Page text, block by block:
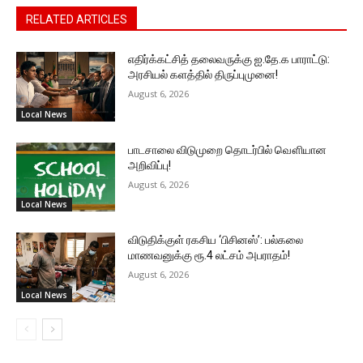
RELATED ARTICLES
Local News
எதிர்க்கட்சித் தலைவருக்கு ஐ.தே.க பாராட்டு:
அரசியல் களத்தில் திருப்புமுனை!
August 6, 2026
Local News
பாடசாலை விடுமுறை தொடர்பில் வௌியான
அறிவிப்பு!
August 6, 2026
Local News
விடுதிக்குள் ரகசிய ‘பிசினஸ்’: பல்கலை
மாணவனுக்கு ரூ.4 லட்சம் அபராதம்!
August 6, 2026